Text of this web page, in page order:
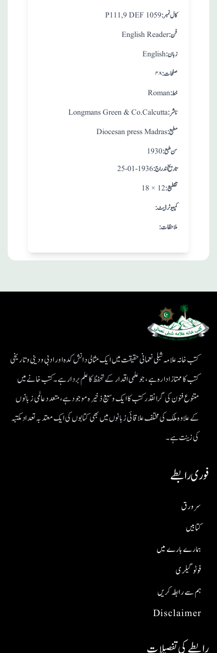
P111,9 DEF 1059:کال نمبر
English Reader :فن
English:زبان
۴۸:صفحات
Roman:خط
Longmans Green & Co.Calcutta :ناشر
Diocesan press Madras:مطبع
1930: سن طبع
25-01-1936: تاريخ اندراج
18 × 12 :تقطيع
:کمپیوٹر ڈیٹ
:ملاحظات
کتب خانہ علامہ شبلی نعمانی حقیقت میں ایک مثالی دانش کدہ اور ادبی ودینی و تاریخی
کتب کا ممتاز ادارہ ہے، جو علمی اقدار کے تحفظ کا علم بردار ہے۔کتب خانے میں
متنوع فنون کی گرانقدر کتب کا ایک وسیع ذخیرہ موجود ہے، متعدد عالمی زبانوں
کے علاوہ ملک کی مختلف علاقائی زبانوں میں بھی کتابوں کی ایک معتد بہ تعداد مکتبہ
کی زینت ہے۔
فوری رابطے
Disclaimer
ہم سے رابطہ کریں
فوٹو گیلری
ہمارے بارے میں
کتابیں
سر ورق
رابطے کی تفصیلات